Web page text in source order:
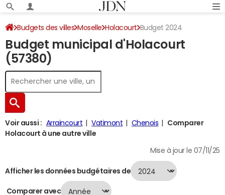
Budgets des villes Moselle Holacourt Budget 2024
Budget municipal d'Holacourt
(57380)
Voir aussi : Arraincourt Vatimont Chenois
Comparer
Holacourt à une autre ville
Mise à jour le 07/11/25
Afficher les données budgétaires de
Comparer avec